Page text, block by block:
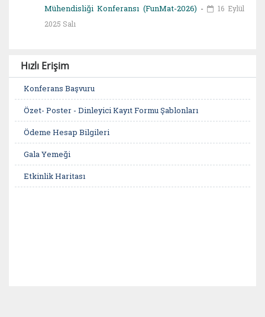
Mühendisliği Konferansı (FunMat-2026) -
16 Eylül
2025 Salı
Hızlı Erişim
Konferans Başvuru
Özet- Poster - Dinleyici Kayıt Formu Şablonları
Ödeme Hesap Bilgileri
Gala Yemeği
Etkinlik Haritası